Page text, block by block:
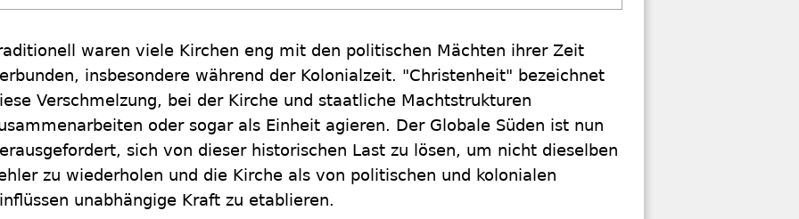
waren viele Kirchen eng mit den politischen Mächten ihrer Zeit
insbesondere während der Kolonialzeit. "Christenheit" bezeichnet
Verschmelzung, bei der Kirche und staatliche Machtstrukturen
oder sogar als Einheit agieren. Der Globale Süden ist nun
sich von dieser historischen Last zu lösen, um nicht dieselben
zu wiederholen und die Kirche als von politischen und kolonialen
unabhängige Kraft zu etablieren.